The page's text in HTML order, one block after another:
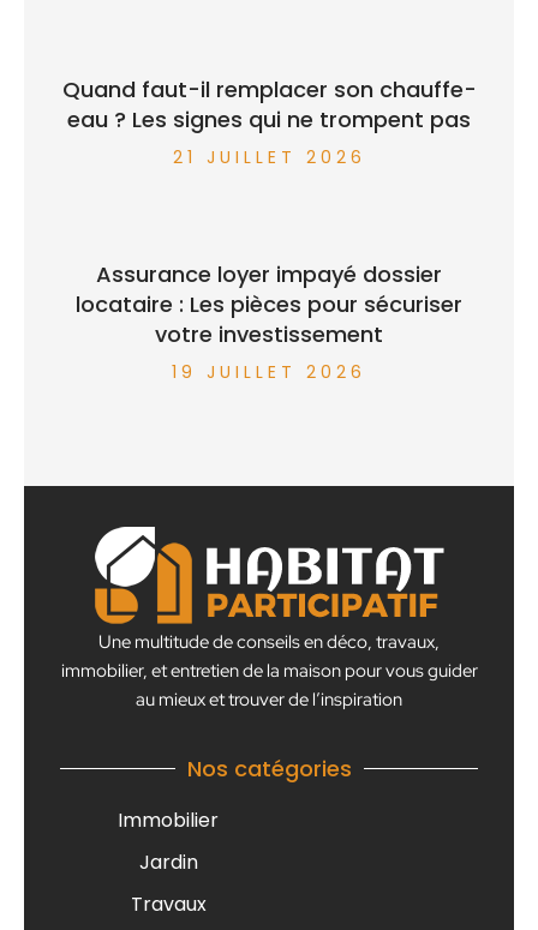
Quand faut-il remplacer son chauffe-
eau ? Les signes qui ne trompent pas
21 JUILLET 2026
Assurance loyer impayé dossier
locataire : Les pièces pour sécuriser
votre investissement
19 JUILLET 2026
Une multitude de conseils en déco, travaux,
immobilier, et entretien de la maison pour vous guider
au mieux et trouver de l’inspiration
Nos catégories
Immobilier
Jardin
Travaux